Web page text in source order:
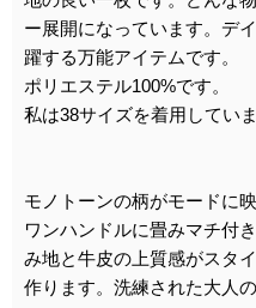
ー展開になっています。デ
躍する万能アイテムです。
ポリエステル100%です。
私は38サイズを着用していま
モノトーンの柄がモードに
ワンハンドルに畳みマチ付
み地と牛皮の上質感がスタ
作ります。洗練された大人